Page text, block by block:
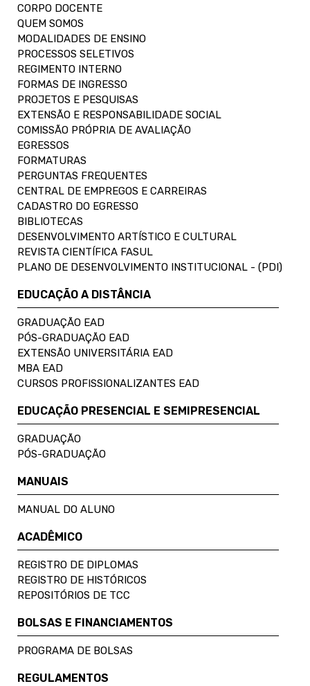
CORPO DOCENTE
QUEM SOMOS
MODALIDADES DE ENSINO
PROCESSOS SELETIVOS
REGIMENTO INTERNO
FORMAS DE INGRESSO
PROJETOS E PESQUISAS
EXTENSÃO E RESPONSABILIDADE SOCIAL
COMISSÃO PRÓPRIA DE AVALIAÇÃO
EGRESSOS
FORMATURAS
PERGUNTAS FREQUENTES
CENTRAL DE EMPREGOS E CARREIRAS
CADASTRO DO EGRESSO
BIBLIOTECAS
DESENVOLVIMENTO ARTÍSTICO E CULTURAL
REVISTA CIENTÍFICA FASUL
PLANO DE DESENVOLVIMENTO INSTITUCIONAL - (PDI)
EDUCAÇÃO A DISTÂNCIA
GRADUAÇÃO EAD
PÓS-GRADUAÇÃO EAD
EXTENSÃO UNIVERSITÁRIA EAD
MBA EAD
CURSOS PROFISSIONALIZANTES EAD
EDUCAÇÃO PRESENCIAL E SEMIPRESENCIAL
GRADUAÇÃO
PÓS-GRADUAÇÃO
MANUAIS
MANUAL DO ALUNO
ACADÊMICO
REGISTRO DE DIPLOMAS
REGISTRO DE HISTÓRICOS
REPOSITÓRIOS DE TCC
BOLSAS E FINANCIAMENTOS
PROGRAMA DE BOLSAS
REGULAMENTOS